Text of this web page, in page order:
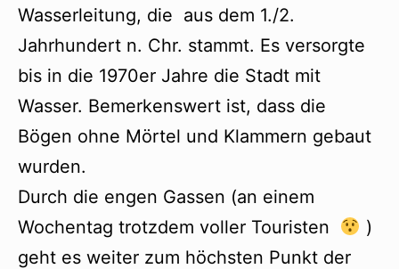
Wasserleitung, die aus dem 1./2.
Jahrhundert n. Chr. stammt. Es versorgte
bis in die 1970er Jahre die Stadt mit
Wasser. Bemerkenswert ist, dass die
Bögen ohne Mörtel und Klammern gebaut
wurden.
Durch die engen Gassen (an einem
Wochentag trotzdem voller Touristen
)
geht es weiter zum höchsten Punkt der